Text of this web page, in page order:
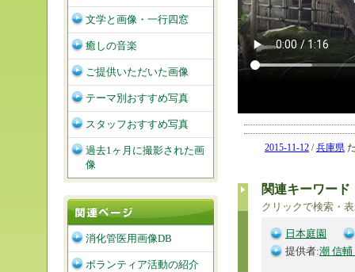
2015-11-12 /兵庫県
関連キーワード
クリックで検索・
日本庭園
提供者:潮 信
文学と画像・一行四窓
癒しの音楽
ご提供いただいた画像
テーマ別おすすめ写真
スタッフおすすめ写真
過去1ヶ月に撮影された画
像
消化管医用画像DB
ボランティア活動の紹介